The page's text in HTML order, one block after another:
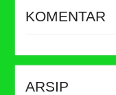
KOMENTAR
ARSIP